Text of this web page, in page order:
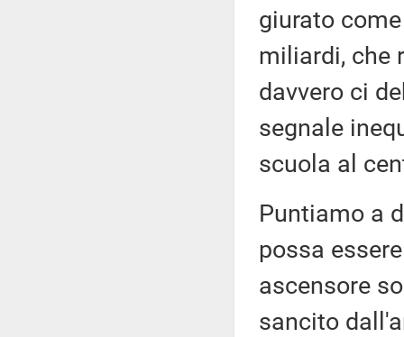
giurato
miliardi, che
davvero ci
segnale
scuola al
Puntiamo a
possa
ascensore
sancito